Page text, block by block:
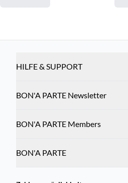
HILFE & SUPPORT
BON'A PARTE Newsletter
BON'A PARTE Members
BON'A PARTE